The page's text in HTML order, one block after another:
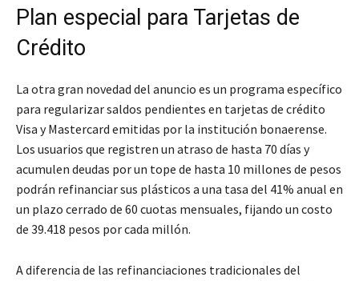
Plan especial para Tarjetas de
Crédito
La otra gran novedad del anuncio es un programa específico
para regularizar saldos pendientes en tarjetas de crédito
Visa y Mastercard emitidas por la institución bonaerense.
Los usuarios que registren un atraso de hasta 70 días y
acumulen deudas por un tope de hasta 10 millones de pesos
podrán refinanciar sus plásticos a una tasa del 41% anual en
un plazo cerrado de 60 cuotas mensuales, fijando un costo
de 39.418 pesos por cada millón.
A diferencia de las refinanciaciones tradicionales del